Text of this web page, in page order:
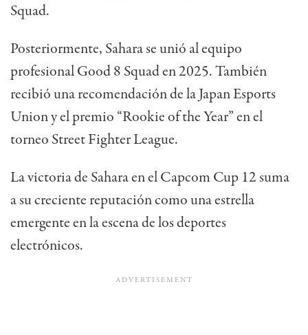
Squad.
Posteriormente, Sahara se unió al equipo
profesional Good 8 Squad en 2025. También
recibió una recomendación de la Japan Esports
Union y el premio “Rookie of the Year” en el
torneo Street Fighter League.
La victoria de Sahara en el Capcom Cup 12 suma
a su creciente reputación como una estrella
emergente en la escena de los deportes
electrónicos.